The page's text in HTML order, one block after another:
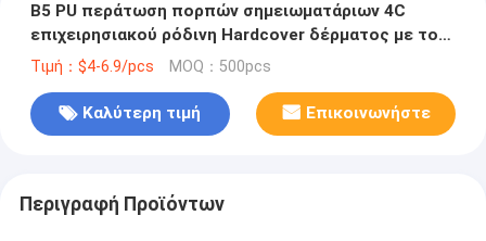
B5 PU περάτωση πορπών σημειωματάριων 4C
επιχειρησιακού ρόδινη Hardcover δέρματος με τον
τηλεφωνικό κάτοχο σημειωματάριων
Τιμή：$4-6.9/pcs MOQ：500pcs
Καλύτερη τιμή Επικοινωνήστε
Περιγραφή Προϊόντων